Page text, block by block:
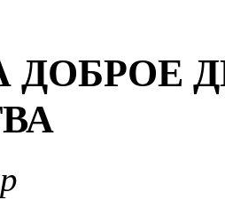
ДОБРОЕ